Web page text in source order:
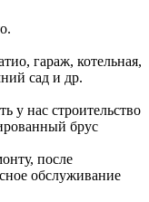
гараж, котельная,
сад и др.
у нас строительство
брус
после
обслуживание